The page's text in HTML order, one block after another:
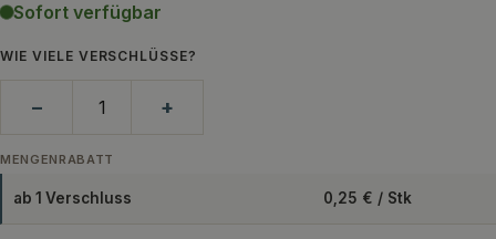
Sofort verfügbar
WIE VIELE VERSCHLÜSSE?
− +
MENGENRABATT
ab 1 Verschluss 0,25 € / Stk